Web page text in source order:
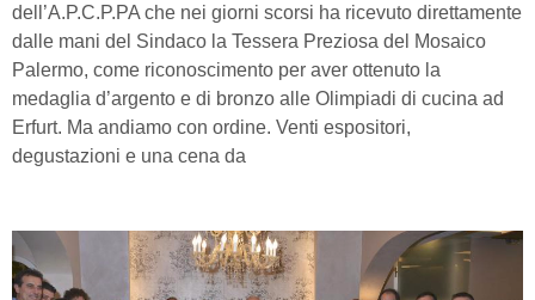
dell’A.P.C.P.PA che nei giorni scorsi ha ricevuto direttamente
dalle mani del Sindaco la Tessera Preziosa del Mosaico
Palermo, come riconoscimento per aver ottenuto la
medaglia d’argento e di bronzo alle Olimpiadi di cucina ad
Erfurt. Ma andiamo con ordine. Venti espositori,
degustazioni e una cena da